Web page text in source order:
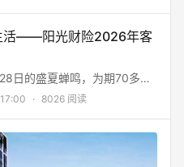
的制度，为那些被失能阴霾笼
从一纸政策到一张床头的笑
活——阳光财险2026年客
日的盛夏蝉鸣，为期70多天
帷幕。 本届客户节以“阳光
“知心”二字，写进了每一次
、每一回真诚的帮扶之中。
· 8026 阅读